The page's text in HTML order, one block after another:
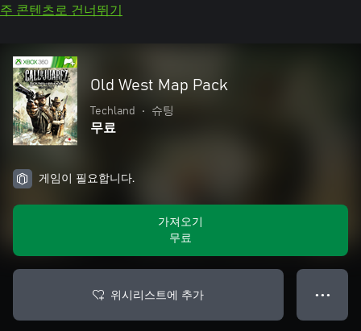
주 콘텐츠로 건너뛰기
Old West Map Pack
Techland • 슈팅
무료
게임이 필요합니다.
가져오기
무료
위시리스트에 추가 ● ● ●